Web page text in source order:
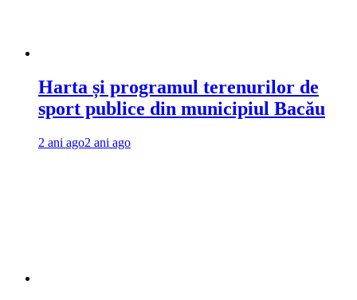
Harta și programul terenurilor de
sport publice din municipiul Bacău
2 ani ago2 ani ago